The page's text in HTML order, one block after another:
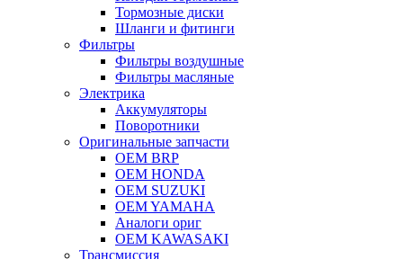
Тормозные диски
Шланги и фитинги
Фильтры
Фильтры воздушные
Фильтры масляные
Электрика
Аккумуляторы
Поворотники
Оригинальные запчасти
OEM BRP
OEM HONDA
OEM SUZUKI
OEM YAMAHA
Аналоги ориг
OEM KAWASAKI
Трансмиссия